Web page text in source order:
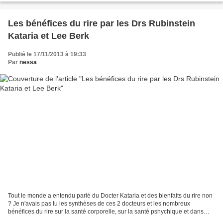
Les bénéfices du rire par les Drs Rubinstein
Kataria et Lee Berk
Publié le 17/11/2013 à 19:33
Par nessa
Tout le monde a entendu parlé du Docter Kataria et des bienfaits du rire non
? Je n'avais pas lu les synthèses de ces 2 docteurs et les nombreux
bénéfices du rire sur la santé corporelle, sur la santé pshychique et dans